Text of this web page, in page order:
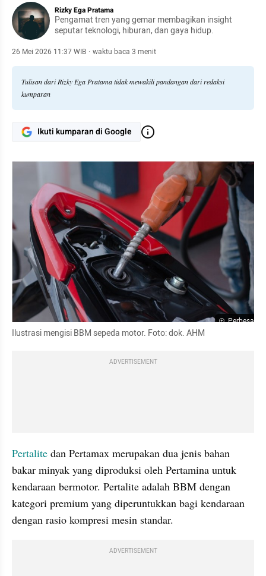
Rizky Ega Pratama
Pengamat tren yang gemar membagikan insight
seputar teknologi, hiburan, dan gaya hidup.
26 Mei 2026 11:37 WIB · waktu baca 3 menit
Tulisan dari Rizky Ega Pratama tidak mewakili pandangan dari redaksi
kumparan
Ikuti kumparan di Google
Perbesar
Ilustrasi mengisi BBM sepeda motor. Foto: dok. AHM
ADVERTISEMENT
Pertalite dan Pertamax merupakan dua jenis bahan
bakar minyak yang diproduksi oleh Pertamina untuk
kendaraan bermotor. Pertalite adalah BBM dengan
kategori premium yang diperuntukkan bagi kendaraan
dengan rasio kompresi mesin standar.
ADVERTISEMENT